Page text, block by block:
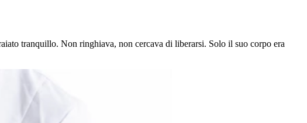
tranquillo. Non ringhiava, non cercava di liberarsi. Solo il suo corpo era